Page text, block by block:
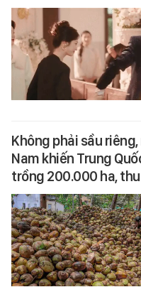
Không phải sầu
Nam khiến Trung
trồng 200.000 ha,